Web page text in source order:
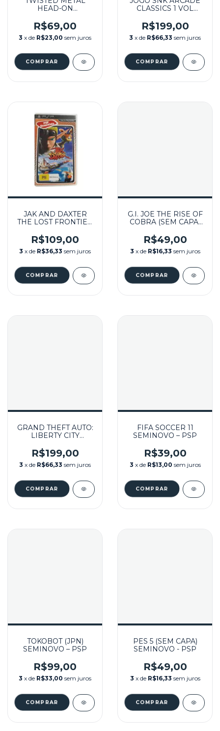
HEAD-ON
R$69,00
3 x de R$23,00 sem juros
CLASSICS 1 VOL
R$199,00
3 x de R$66,33 sem juros
JAK AND DAXTER
THE LOST FRONTIER
R$109,00
3 x de R$36,33 sem juros
G.I. JOE THE RISE OF
COBRA (SEM CAPA)
R$49,00
3 x de R$16,33 sem juros
GRAND THEFT AUTO:
LIBERTY CITY
– PSP
R$199,00
3 x de R$66,33 sem juros
FIFA SOCCER 11
SEMINOVO – PSP
R$39,00
3 x de R$13,00 sem juros
TOKOBOT (JPN)
SEMINOVO – PSP
R$99,00
3 x de R$33,00 sem juros
PES 5 (SEM CAPA)
SEMINOVO - PSP
R$49,00
3 x de R$16,33 sem juros